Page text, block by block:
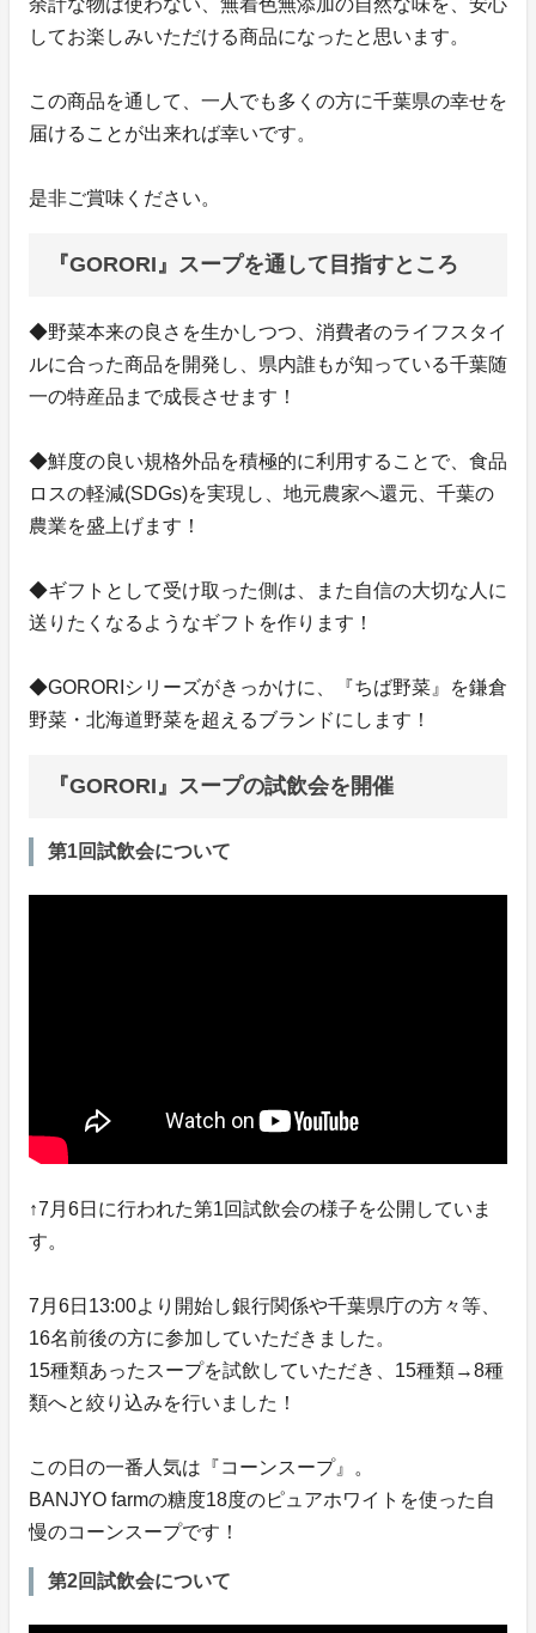
してお楽しみいただける商品になったと思います。
この商品を通して、一人でも多くの方に千葉県の幸せを
届けることが出来れば幸いです。
是非ご賞味ください。
『GORORI』スープを通して目指すところ
◆野菜本来の良さを生かしつつ、消費者のライフスタイ
ルに合った商品を開発し、県内誰もが知っている千葉随
一の特産品まで成長させます！
◆鮮度の良い規格外品を積極的に利用することで、食品
ロスの軽減(SDGs)を実現し、地元農家へ還元、千葉の
農業を盛上げます！
◆ギフトとして受け取った側は、また自信の大切な人に
送りたくなるようなギフトを作ります！
◆GORORIシリーズがきっかけに、『ちば野菜』を鎌倉
野菜・北海道野菜を超えるブランドにします！
『GORORI』スープの試飲会を開催
第1回試飲会について
↑7月6日に行われた第1回試飲会の様子を公開していま
す。
7月6日13:00より開始し銀行関係や千葉県庁の方々等、
16名前後の方に参加していただきました。
15種類あったスープを試飲していただき、15種類→8種
類へと絞り込みを行いました！
この日の一番人気は『コーンスープ』。
BANJYO farmの糖度18度のピュアホワイトを使った自
慢のコーンスープです！
第2回試飲会について